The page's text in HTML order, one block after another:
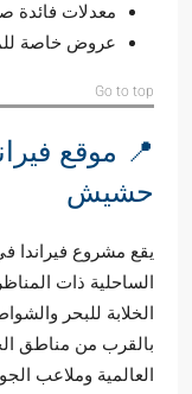
معدلات
عروض خاصة
Go to top
📍 موقع
حشيش
يقع مشروع
الساحلية ذات
الخلابة للبحر
بالقرب من مناطق
العالمية وملاعب